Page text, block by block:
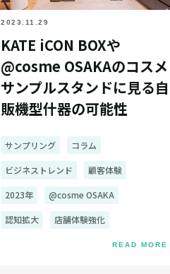
2023.11.29
KATE iCON BOXや
@cosme OSAKAのコスメ
サンプルスタンドに見る自
販機型什器の可能性
サンプリング コラム
ビジネストレンド 顧客体験
2023年 @cosme OSAKA
認知拡大 店舗体験強化
READ MORE